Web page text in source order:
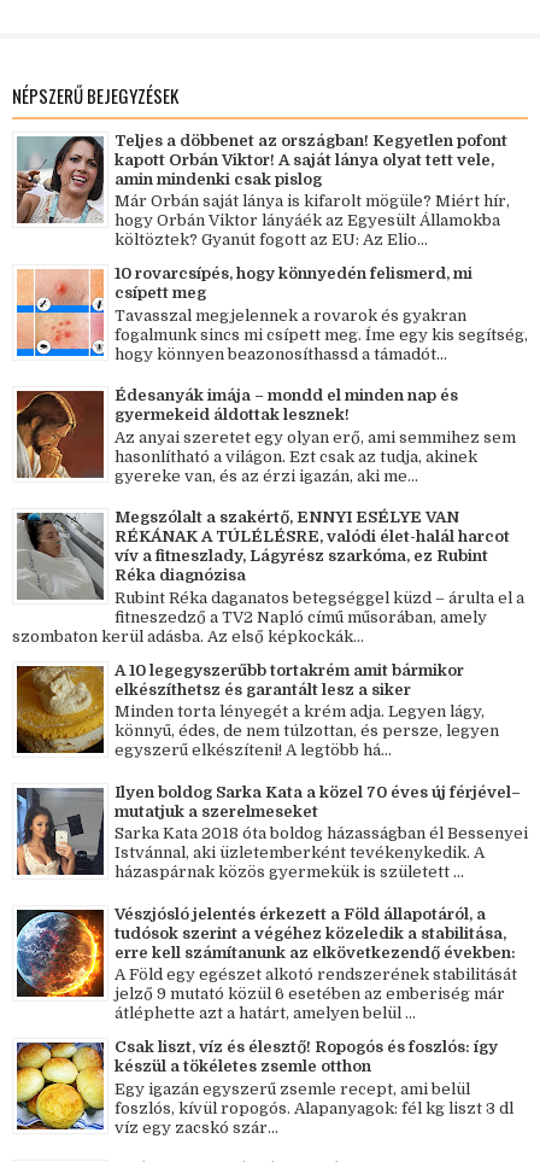
NÉPSZERŰ BEJEGYZÉSEK
Teljes a döbbenet az országban! Kegyetlen pofont
kapott Orbán Viktor! A saját lánya olyat tett vele,
amin mindenki csak pislog
Már Orbán saját lánya is kifarolt mögüle? Miért hír,
hogy Orbán Viktor lányáék az Egyesült Államokba
költöztek? Gyanút fogott az EU: Az Elio...
10 rovarcsípés, hogy könnyedén felismerd, mi
csípett meg
Tavasszal megjelennek a rovarok és gyakran
fogalmunk sincs mi csípett meg. Íme egy kis segítség,
hogy könnyen beazonosíthassd a támadót...
Édesanyák imája – mondd el minden nap és
gyermekeid áldottak lesznek!
Az anyai szeretet egy olyan erő, ami semmihez sem
hasonlítható a világon. Ezt csak az tudja, akinek
gyereke van, és az érzi igazán, aki me...
Megszólalt a szakértő, ENNYI ESÉLYE VAN
RÉKÁNAK A TÚLÉLÉSRE, valódi élet-halál harcot
vív a fitneszlady, Lágyrész szarkóma, ez Rubint
Réka diagnózisa
Rubint Réka daganatos betegséggel küzd – árulta el a
fitneszedző a TV2 Napló című műsorában, amely
szombaton kerül adásba. Az első képkockák...
A 10 legegyszerűbb tortakrém amit bármikor
elkészíthetsz és garantált lesz a siker
Minden torta lényegét a krém adja. Legyen lágy,
könnyű, édes, de nem túlzottan, és persze, legyen
egyszerű elkészíteni! A legtöbb há...
Ilyen boldog Sarka Kata a közel 70 éves új férjével–
mutatjuk a szerelmeseket
Sarka Kata 2018 óta boldog házasságban él Bessenyei
Istvánnal, aki üzletemberként tevékenykedik. A
házaspárnak közös gyermekük is született ...
Vészjósló jelentés érkezett a Föld állapotáról, a
tudósok szerint a végéhez közeledik a stabilitása,
erre kell számítanunk az elkövetkezendő években:
A Föld egy egészet alkotó rendszerének stabilitását
jelző 9 mutató közül 6 esetében az emberiség már
átléphette azt a határt, amelyen belül ...
Csak liszt, víz és élesztő! Ropogós és foszlós: így
készül a tökéletes zsemle otthon
Egy igazán egyszerű zsemle recept, ami belül
foszlós, kívül ropogós. Alapanyagok: fél kg liszt 3 dl
víz egy zacskó szár...